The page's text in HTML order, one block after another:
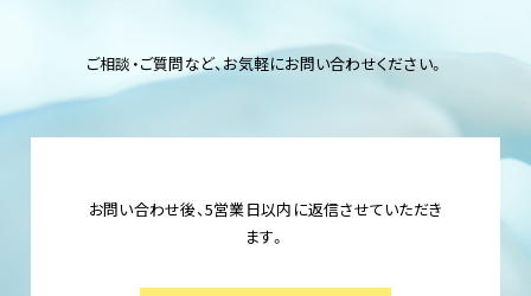
ご相談・ご質問など、お気軽にお問い合わせください。
お問い合わせ後、5営業日以内に返信させていただき
ます。